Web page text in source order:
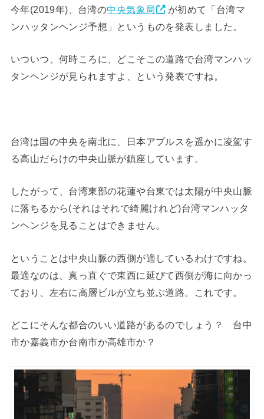
今年(2019年)、台湾の中央気象局
が初めて「台湾マ
ンハッタンヘンジ予想」というものを発表しました。
いついつ、何時ころに、どこそこの道路で台湾マンハッ
タンヘンジが見られますよ、という発表ですね。
台湾は国の中央を南北に、日本アプルスを遥かに凌駕す
る高山だらけの中央山脈が鎮座しています。
したがって、台湾東部の花蓮や台東では太陽が中央山脈
に落ちるから(それはそれで綺麗けれど)台湾マンハッタ
ンヘンジを見ることはできません。
ということは中央山脈の西側が適しているわけですね。
最適なのは、真っ直ぐで東西に延びて西側が海に向かっ
ており、左右に高層ビルが立ち並ぶ道路。これです。
どこにそんな都合のいい道路があるのでしょう？ 台中
市か嘉義市か台南市か高雄市か？